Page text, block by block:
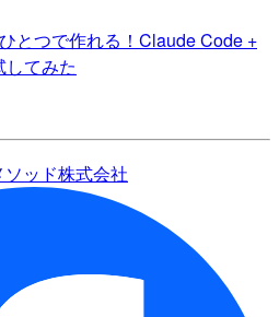
とつで作れる！Claude Code +
てみた
ソッド株式会社